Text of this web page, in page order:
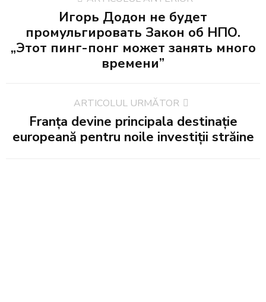
Игорь Додон не будет
промульгировать Закон об НПО.
„Этот пинг-понг может занять много
времени”
ARTICOLUL URMĂTOR
Franța devine principala destinație
europeană pentru noile investiții străine